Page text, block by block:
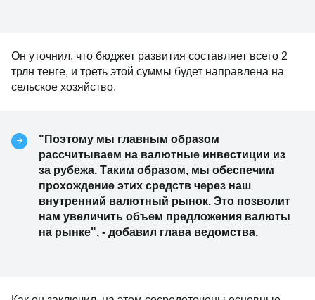
Он уточнил, что бюджет развития составляет всего 2
трлн тенге, и треть этой суммы будет направлена на
сельское хозяйство.
"Поэтому мы главным образом
рассчитываем на валютные инвестиции из
за рубежа. Таким образом, мы обеспечим
прохождение этих средств через наш
внутренний валютный рынок. Это позволит
нам увеличить объем предложения валюты
на рынке", - добавил глава ведомства.